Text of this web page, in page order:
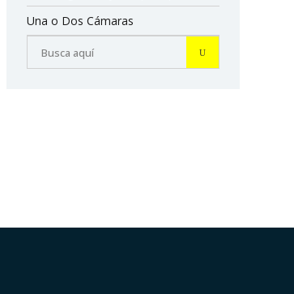
Una o Dos Cámaras